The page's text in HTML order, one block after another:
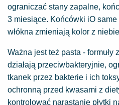
ograniczać stany zapalne,
3 miesiące. Końcówki iO
włókna zmieniają kolor z
Ważna jest też pasta - formuły
działają przeciwbakteryjnie,
tkanek przez bakterie i ich
ochronną przed kwasami z
kontrolować narastanie płytki